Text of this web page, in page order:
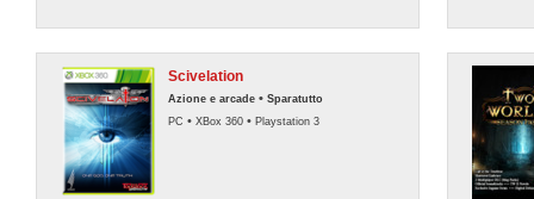
Scivelation
Azione e arcade • Sparatutto
PC • XBox 360 • Playstation 3